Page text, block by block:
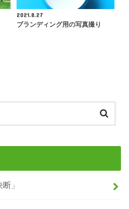
2021.8.27
ブランディング用の写真撮り
」